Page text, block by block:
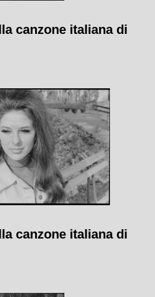
canzone italiana di
canzone italiana di